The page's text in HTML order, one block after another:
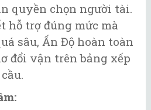
quyền chọn người tài.
hỗ trợ đúng mức mà
sâu, Ấn Độ hoàn toàn
đổi vận trên bảng xếp